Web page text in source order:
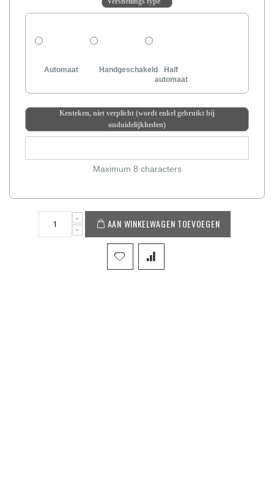
Automaat Handgeschakeld
Half
automaat
Kenteken, niet verplicht (wordt enkel gebruikt bij
onduidelijkheden)
Maximum 8 characters
AAN WINKELWAGEN TOEVOEGEN